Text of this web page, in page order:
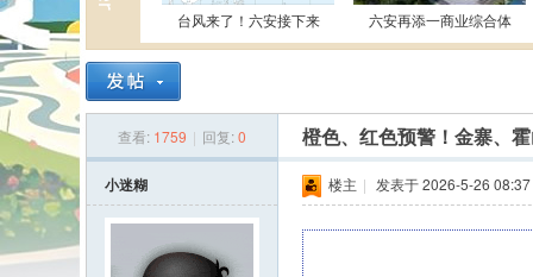
台风来了！六安接下来 六安再添一商业综合体
查看: 1759 | 回复:0 橙色、红色预警！金寨、
小迷糊 楼主 | 发表于 2026-5-26 08:37